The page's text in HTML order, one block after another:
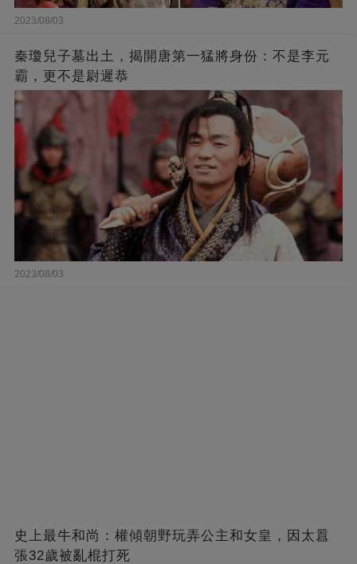
2023/08/03
秦瓊兒子墓出土，揭開唐第一猛將身份：不是李元
霸，更不是尉遲恭
2023/08/03
史上最牛和尚：權傾朝野玩弄公主和女皇，因太囂
張32歲被亂棍打死